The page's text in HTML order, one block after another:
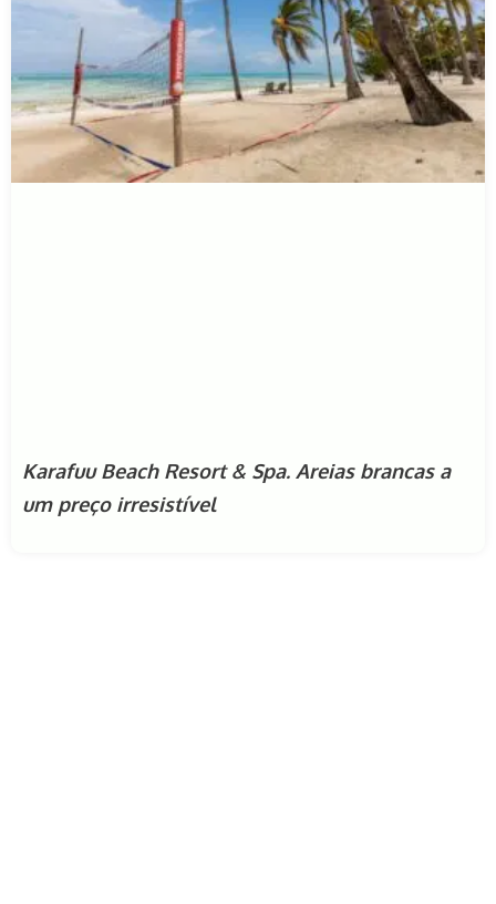
Karafuu Beach Resort & Spa. Areias brancas a
um preço irresistível